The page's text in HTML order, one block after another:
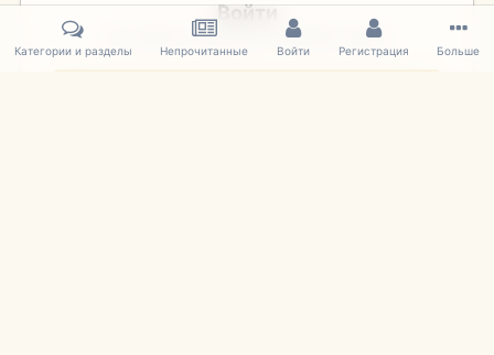
Войти
Уже зарегистрированы? Войдите здесь.
Категории и разделы Непрочитанные Войти Регистрация Больше